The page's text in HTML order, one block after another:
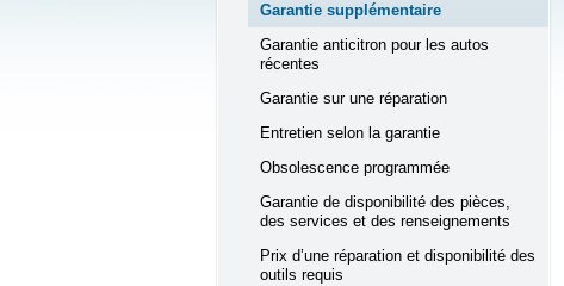
Garantie supplémentaire
Garantie anticitron pour les autos
récentes
Garantie sur une réparation
Entretien selon la garantie
Obsolescence programmée
Garantie de disponibilité des pièces,
des services et des renseignements
Prix d’une réparation et disponibilité des
outils requis